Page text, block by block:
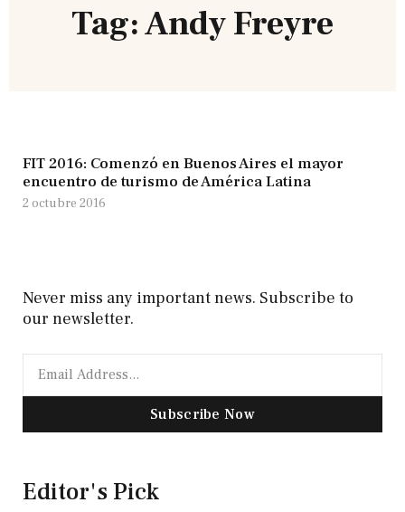
Tag: Andy Freyre
FIT 2016: Comenzó en Buenos Aires el mayor
encuentro de turismo de América Latina
2 octubre 2016
Never miss any important news. Subscribe to
our newsletter.
Subscribe Now
Editor's Pick